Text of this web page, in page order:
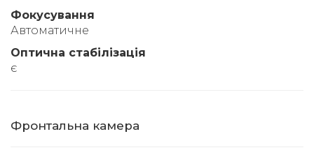
Фокусування
Автоматичне
Оптична стабілізація
є
Фронтальна камера